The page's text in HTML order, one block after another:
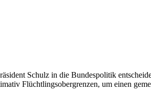
Schulz in die Bundespolitik
Flüchtlingsobergrenzen, um einen